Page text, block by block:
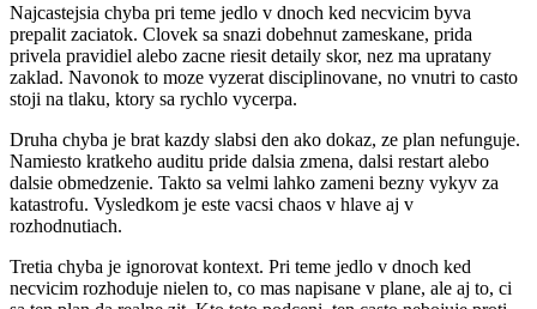
Najcastejsia chyba pri teme jedlo v dnoch ked necvicim byva
prepalit zaciatok. Clovek sa snazi dobehnut zameskane, prida
privela pravidiel alebo zacne riesit detaily skor, nez ma upratany
zaklad. Navonok to moze vyzerat disciplinovane, no vnutri to casto
stoji na tlaku, ktory sa rychlo vycerpa.
Druha chyba je brat kazdy slabsi den ako dokaz, ze plan nefunguje.
Namiesto kratkeho auditu pride dalsia zmena, dalsi restart alebo
dalsie obmedzenie. Takto sa velmi lahko zameni bezny vykyv za
katastrofu. Vysledkom je este vacsi chaos v hlave aj v
rozhodnutiach.
Tretia chyba je ignorovat kontext. Pri teme jedlo v dnoch ked
necvicim rozhoduje nielen to, co mas napisane v plane, ale aj to, ci